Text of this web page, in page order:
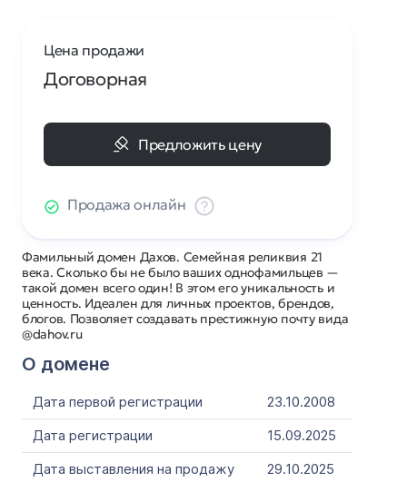
Фамильный домен Дахов. Семейная реликвия 21
века. Сколько бы не было ваших однофамильцев —
такой домен всего один! В этом его уникальность и
ценность. Идеален для личных проектов, брендов,
блогов. Позволяет создавать престижную почту вида
@dahov.ru
О домене
Дата первой регистрации
23.10.2008
Дата регистрации
15.09.2025
Дата выставления на продажу
29.10.2025
Цена продажи
Договорная
Предложить цену
Продажа онлайн